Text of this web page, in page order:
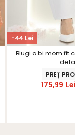
-44 Lei
Blugi albi mom fit
PREȚ
175,99